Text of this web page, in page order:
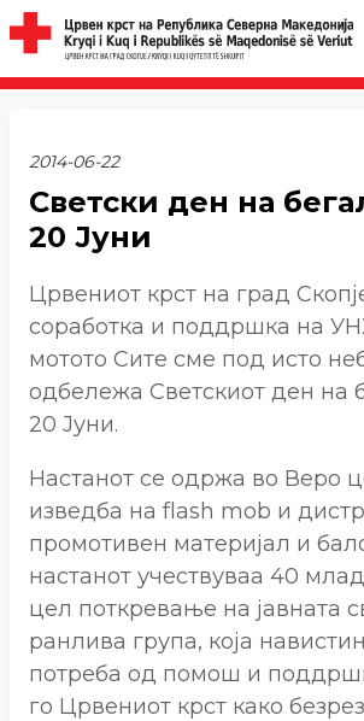
2014-06-22
Светски ден на
20 Јуни
Црвениот крст на град
соработка и поддршка на
мотото Сите сме под исто
одбележа Светскиот ден на
20 Јуни.
Настанот се одржа во Веро
изведба на flash mob и
промотивен материјал и
настанот учествуваа 40
цел поткревање на јавната
ранлива група, која
потреба од помош и
го Црвениот крст како